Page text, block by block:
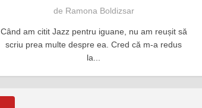
de Ramona Boldizsar
Când am citit Jazz pentru iguane, nu am reușit să
scriu prea multe despre ea. Cred că m-a redus
la...